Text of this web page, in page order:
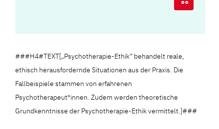
###H4#TEXT[„Psychotherapie-Ethik“ behandelt reale,
ethisch herausfordernde Situationen aus der Praxis. Die
Fallbeispiele stammen von erfahrenen
Psychotherapeut*innen. Zudem werden theoretische
Grundkenntnisse der Psychotherapie-Ethik vermittelt.]###